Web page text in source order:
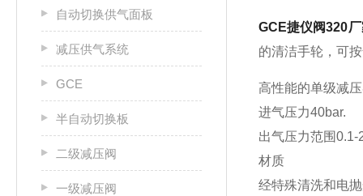
自动切换供气面板
减压供气系统
GCE
半自动切换板
二级减压阀
一级减压阀
GCE捷仪阀320
的清洁手轮，可
高性能的单级减
进气压力40bar.
出气压力范围0.1-
材质
经特殊清洗和电